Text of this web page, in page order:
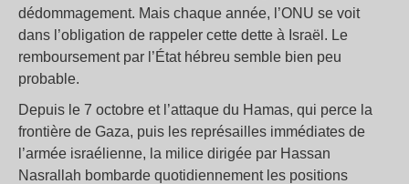
dédommagement. Mais chaque année, l’ONU se voit
dans l’obligation de rappeler cette dette à Israël. Le
remboursement par l’État hébreu semble bien peu
probable.
Depuis le 7 octobre et l’attaque du Hamas, qui perce la
frontière de Gaza, puis les représailles immédiates de
l’armée israélienne, la milice dirigée par Hassan
Nasrallah bombarde quotidiennement les positions